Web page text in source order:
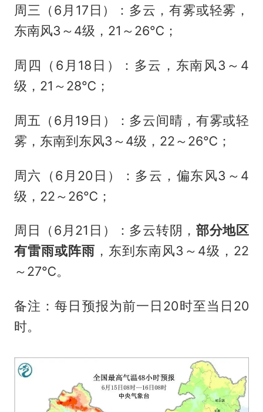
周三（6月17日）：多云，有雾或轻雾，
东南风3～4级，21～26℃；
周四（6月18日）：多云，东南风3～4
级，21～28℃；
周五（6月19日）：多云间晴，有雾或轻
雾，东南到东风3～4级，22～26℃；
周六（6月20日）：多云，偏东风3～4
级，22～26℃；
周日（6月21日）：多云转阴， 部分地区
有雷雨或阵雨 ，东到东南风3～4级，22
～27℃。
备注：每日预报为前一日20时至当日20
时。